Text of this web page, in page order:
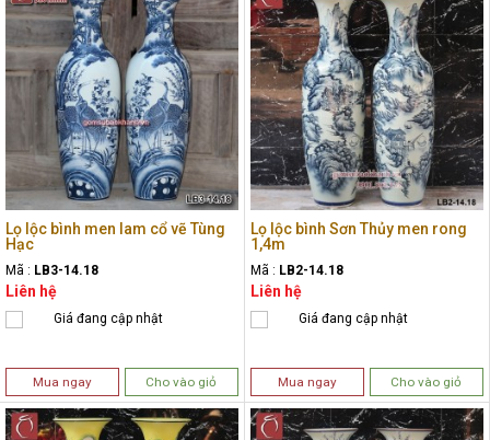
Lọ lộc bình men lam cổ vẽ Tùng
Hạc
Mã : LB3-14.18
Liên hệ
Giá đang cập nhật
Mua ngay Cho vào giỏ
Lọ lộc bình Sơn Thủy men rong
1,4m
Mã : LB2-14.18
Liên hệ
Giá đang cập nhật
Mua ngay Cho vào giỏ